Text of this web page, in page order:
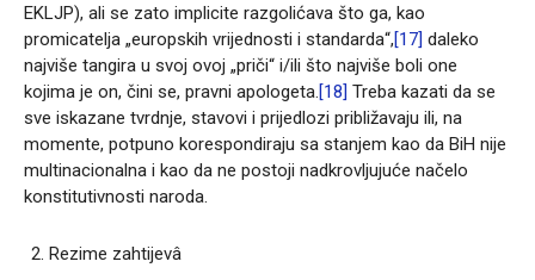
EKLJP), ali se zato implicite razgolićava što ga, kao
promicatelja „europskih vrijednosti i standarda“,[17] daleko
najviše tangira u svoj ovoj „priči“ i/ili što najviše boli one
kojima je on, čini se, pravni apologeta. [18] Treba kazati da se
sve iskazane tvrdnje, stavovi i prijedlozi približavaju ili, na
momente, potpuno korespondiraju sa stanjem kao da BiH nije
multinacionalna i kao da ne postoji nadkrovljujuće načelo
konstitutivnosti naroda.
Rezime zahtijevâ